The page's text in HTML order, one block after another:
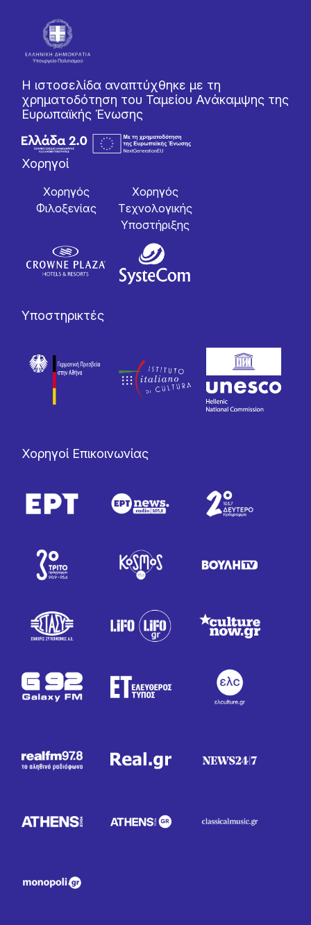
Η ιστοσελίδα αναπτύχθηκε με τη
χρηματοδότηση του Ταμείου Ανάκαμψης της
Ευρωπαϊκής Ένωσης
Χορηγοί
Χορηγός
Φιλοξενίας
Χορηγός
Tεχνολογικής
Yποστήριξης
Υποστηρικτές
Χορηγοί Επικοινωνίας